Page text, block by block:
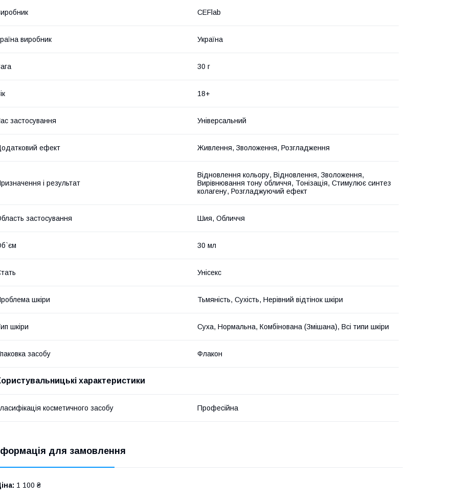
CEFlab
виробник Україна
30 г
18+
застосування Універсальний
ефект Живлення, Зволоження, Розгладження
і результат
Відновлення кольору, Відновлення, Зволоження,
Вирівнювання тону обличчя, Тонізація, Стимулює синтез
колагену, Розгладжуючий ефект
застосування Шия, Обличчя
30 мл
Унісекс
шкіри Тьмяність, Сухість, Нерівний відтінок шкіри
шкіри Суха, Нормальна, Комбінована (Змішана), Всі типи шкіри
засобу Флакон
характеристики
косметичного засобу Професійна
для замовлення
1 100 ₴